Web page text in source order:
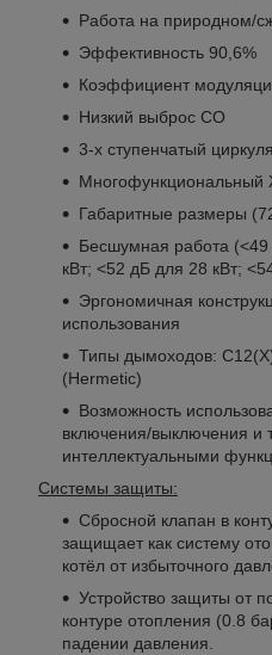
Работа на природном/
Эффективность 90,6%
Коэффициент
Низкий выброс СО
3-х ступенчатый
Многофункциональный
Габаритные размеры
Бесшумная работа
кВт; <52 дБ для 28 кВт;
Эргономичная
использования
Типы дымоходов:
(Hermetic)
Возможность
включения/выключения и
интеллектуальными
Системы защиты:
Сбросной клапан в
защищает как систему
котёл от избыточного
Устройство защиты от
контуре отопления (0.8
падении давления.